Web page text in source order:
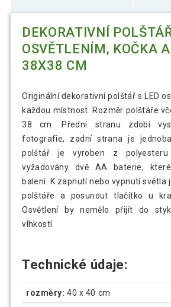
DEKORATIVNÍ
OSVĚTLENÍM, KOČKA
38X38 CM
Originální dekorativní polštář s LED
každou místnost. Rozměr polštáře
38 cm. Přední stranu zdobí
fotografie, zadní strana je
polštář je vyroben z
vyžadovány dvě AA baterie,
balení. K zapnutí nebo vypnutí světla
polštáře a posunout tlačítko u
Osvětlení by nemělo přijít do
vlhkostí.
Technické údaje:
rozměry: 40 x 40 cm